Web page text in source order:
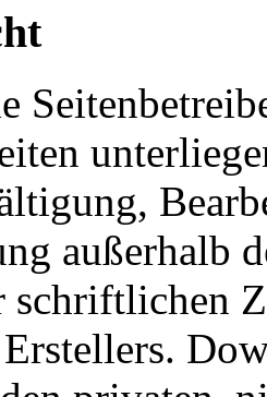
außerhalb
schriftlichen